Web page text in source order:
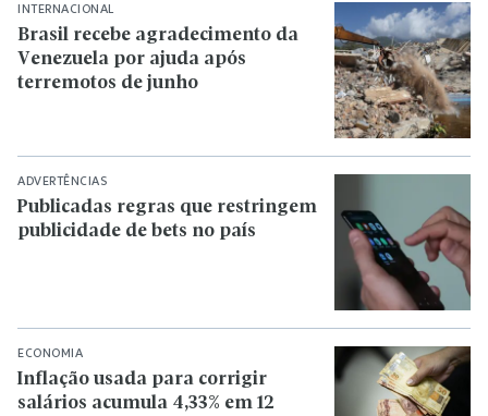
INTERNACIONAL
Brasil recebe agradecimento da
Venezuela por ajuda após
terremotos de junho
ADVERTÊNCIAS
Publicadas regras que restringem
publicidade de bets no país
ECONOMIA
Inflação usada para corrigir
salários acumula 4,33% em 12